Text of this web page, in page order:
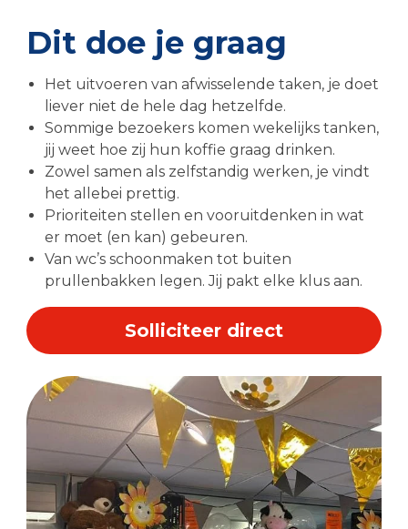
Dit doe je graag
Het uitvoeren van afwisselende taken, je doet
liever niet de hele dag hetzelfde.
Sommige bezoekers komen wekelijks tanken,
jij weet hoe zij hun koffie graag drinken.
Zowel samen als zelfstandig werken, je vindt
het allebei prettig.
Prioriteiten stellen en vooruitdenken in wat
er moet (en kan) gebeuren.
Van wc’s schoonmaken tot buiten
prullenbakken legen. Jij pakt elke klus aan.
Solliciteer direct